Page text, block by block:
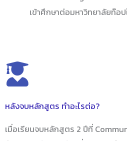
เข้าศึกษาต่อมหาวิทยาลัยท๊อ
หลังจบหลักสูตร ทำอะไรต่อ?
เมื่อเรียนจบหลักสูตร 2 ปีที่